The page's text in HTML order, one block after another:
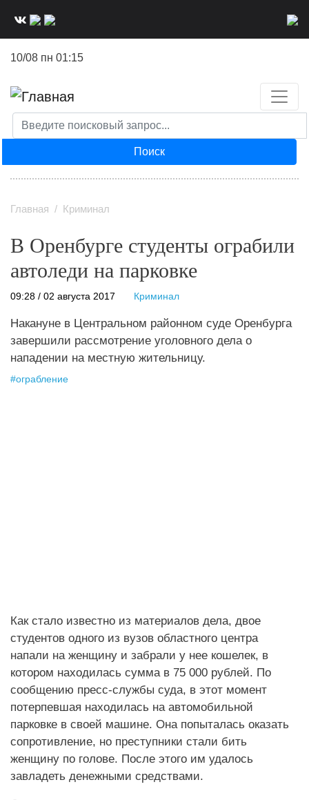
10/08 пн 01:15
Поиск
Главная Криминал
В Оренбурге студенты ограбили
автоледи на парковке
09:28 / 02 августа 2017 Криминал
Накануне в Центральном районном суде Оренбурга
завершили рассмотрение уголовного дела о
нападении на местную жительницу.
#ограбление
Как стало известно из материалов дела, двое
студентов одного из вузов областного центра
напали на женщину и забрали у нее кошелек, в
котором находилась сумма в 75 000 рублей. По
сообщению пресс-службы суда, в этот момент
потерпевшая находилась на автомобильной
парковке в своей машине. Она попыталась оказать
сопротивление, но преступники стали бить
женщину по голове. После этого им удалось
завладеть денежными средствами.